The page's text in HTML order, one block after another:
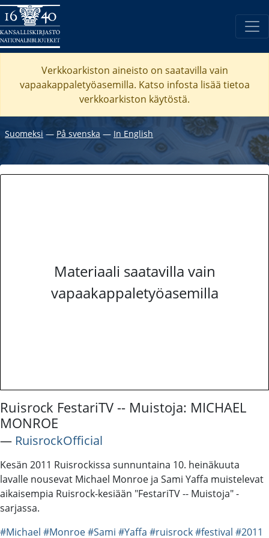
Verkkoarkiston aineisto on saatavilla vain
vapaakappaletyöasemilla. Katso infosta lisää tietoa
verkkoarkiston käytöstä.
Suomeksi ― På svenska ― In English
Materiaali saatavilla vain
vapaakappaletyöasemilla
Ruisrock FestariTV -- Muistoja: MICHAEL
MONROE
― RuisrockOfficial
Kesän 2011 Ruisrockissa sunnuntaina 10. heinäkuuta
lavalle nousevat Michael Monroe ja Sami Yaffa muistelevat
aikaisempia Ruisrock-kesiään "FestariTV -- Muistoja" -
sarjassa.
#Michael #Monroe#Sami #Yaffa #ruisrock#festival #2011